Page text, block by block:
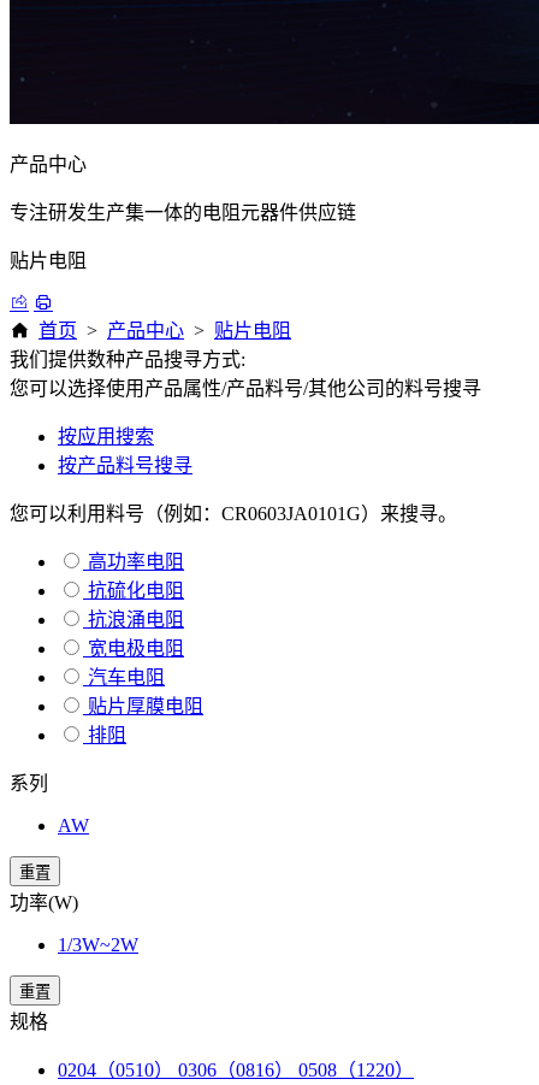
产品中心
专注研发生产集一体的电阻元器件供应链
贴片电阻
首页 > 产品中心 > 贴片电阻
我们提供数种产品搜寻方式:
您可以选择使用产品属性/产品料号/其他公司的料号搜寻
按应用搜索
按产品料号搜寻
您可以利用料号（例如：CR0603JA0101G）来搜寻。
高功率电阻
抗硫化电阻
抗浪涌电阻
宽电极电阻
汽车电阻
贴片厚膜电阻
排阻
系列
AW
重置
功率(W)
1/3W~2W
重置
规格
0204（0510） 0306（0816） 0508（1220）